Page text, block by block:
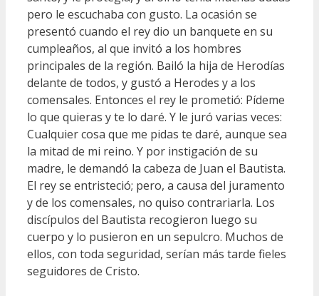
pero le escuchaba con gusto. La ocasión se
presentó cuando el rey dio un banquete en su
cumpleaños, al que invitó a los hombres
principales de la región. Bailó la hija de Herodías
delante de todos, y gustó a Herodes y a los
comensales. Entonces el rey le prometió: Pídeme
lo que quieras y te lo daré. Y le juró varias veces:
Cualquier cosa que me pidas te daré, aunque sea
la mitad de mi reino. Y por instigación de su
madre, le demandó la cabeza de Juan el Bautista.
El rey se entristeció; pero, a causa del juramento
y de los comensales, no quiso contrariarla. Los
discípulos del Bautista recogieron luego su
cuerpo y lo pusieron en un sepulcro. Muchos de
ellos, con toda seguridad, serían más tarde fieles
seguidores de Cristo.